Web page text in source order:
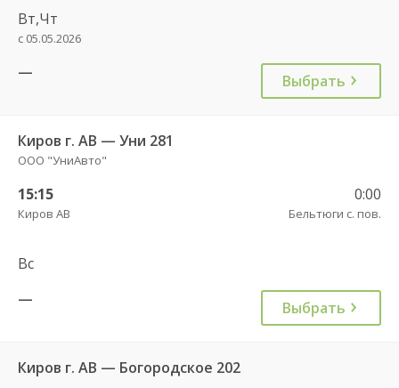
Вт,Чт
с 05.05.2026
— Выбрать
Киров г. АВ — Уни 281
ООО "УниАвто"
15:15
Киров АВ
0:00
Бельтюги с. пов.
Вс
—
Выбрать
Киров г. АВ — Богородское 202